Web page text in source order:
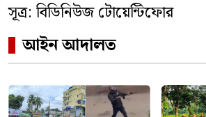
সূত্র: বিডিনিউজ টোয়েন্টিফোর
আইন আদালত